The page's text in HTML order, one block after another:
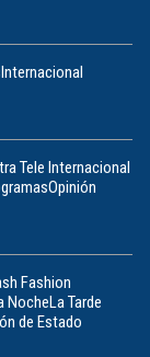
Internacional
Tele Internacional
Opinión
Fashion
NocheLa Tarde
de Estado